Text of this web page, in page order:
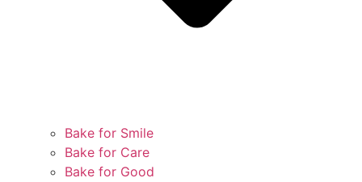
Bake for Smile
Bake for Care
Bake for Good